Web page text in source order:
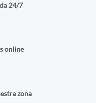
24/7
online
zona